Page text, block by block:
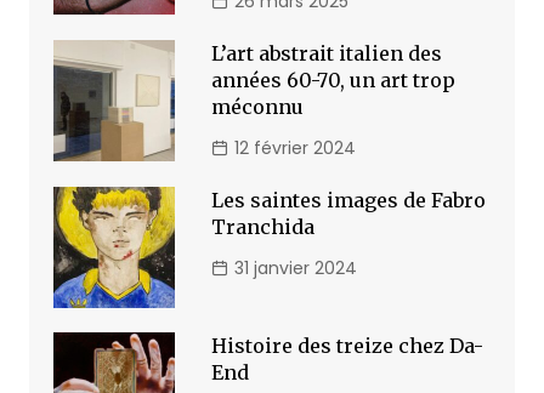
L’art abstrait italien des
années 60-70, un art trop
méconnu
12 février 2024
Les saintes images de Fabro
Tranchida
31 janvier 2024
Histoire des treize chez Da-
End